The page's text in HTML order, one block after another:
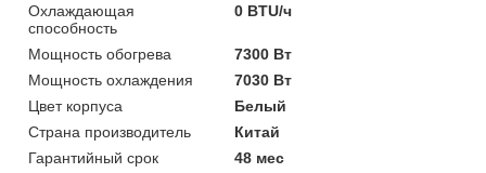
Охлаждающая
способность
0 BTU/ч
Мощность обогрева
7300 Вт
Мощность охлаждения
7030 Вт
Цвет корпуса
Белый
Страна производитель
Китай
Гарантийный срок
48 мес